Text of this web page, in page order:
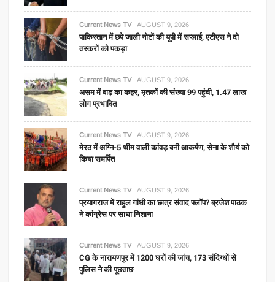
Current News TV AUGUST 9, 2026
पाकिस्तान में छपे जाली नोटों की यूपी में सप्लाई, एटीएस ने दो
तस्करों को पकड़ा
Current News TV AUGUST 9, 2026
असम में बाढ़ का कहर, मृतकों की संख्या 99 पहुंची, 1.47 लाख
लोग प्रभावित
Current News TV AUGUST 9, 2026
मेरठ में अग्नि-5 थीम वाली कांवड़ बनी आकर्षण, सेना के शौर्य को
किया समर्पित
Current News TV AUGUST 9, 2026
प्रयागराज में राहुल गांधी का छात्र संवाद फ्लॉप? ब्रजेश पाठक
ने कांग्रेस पर साधा निशाना
Current News TV AUGUST 9, 2026
CG के नारायणपुर में 1200 घरों की जांच, 173 संदिग्धों से
पुलिस ने की पूछताछ